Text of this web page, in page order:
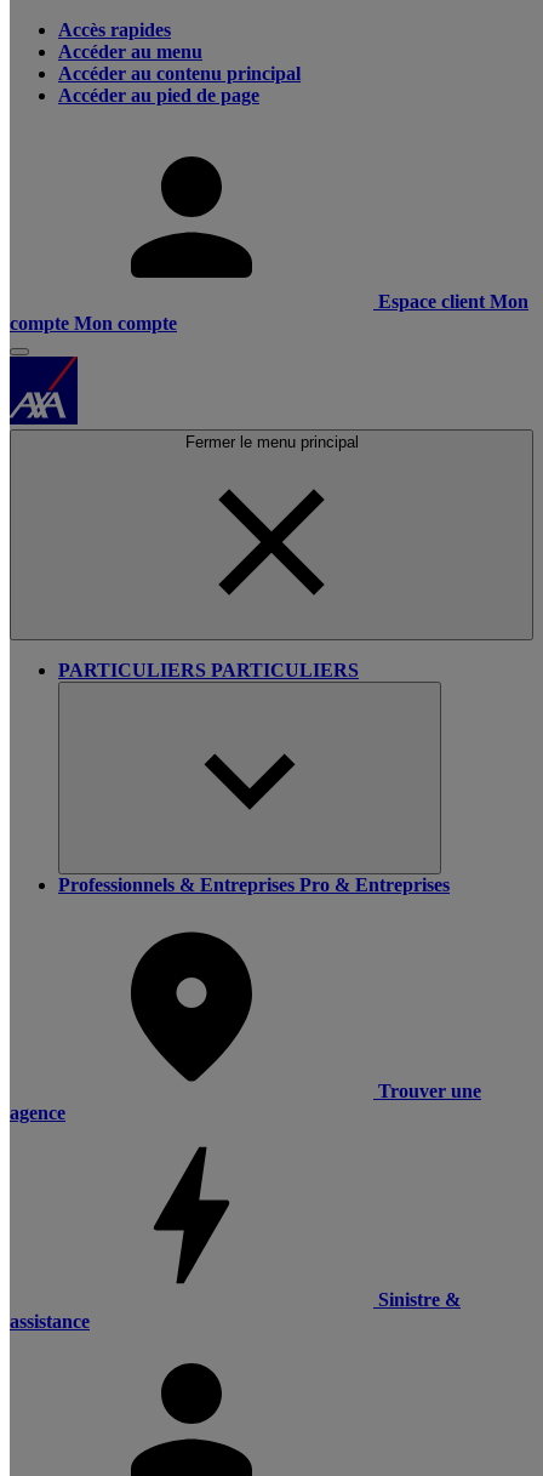
Accès rapides
Accéder au menu
Accéder au contenu principal
Accéder au pied de page
Espace client Mon
compte Mon compte
Fermer le menu principal
PARTICULIERS PARTICULIERS
Professionnels & Entreprises Pro & Entreprises
Trouver une
agence
Sinistre &
assistance